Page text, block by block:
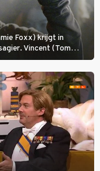
Foxx) krijgt in
Vincent (Tom
te loodsen om een